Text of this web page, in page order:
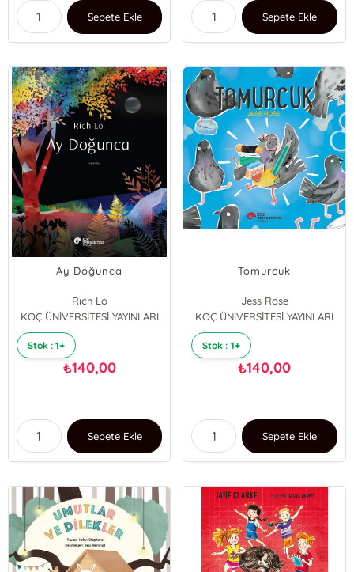
Sepete Ekle Sepete Ekle
Ay Doğunca
Rıch Lo
KOÇ ÜNİVERSİTESİ YAYINLARI
Stok : 1+
₺140,00
Sepete Ekle
Tomurcuk
Jess Rose
KOÇ ÜNİVERSİTESİ YAYINLARI
Stok : 1+
₺140,00
Sepete Ekle